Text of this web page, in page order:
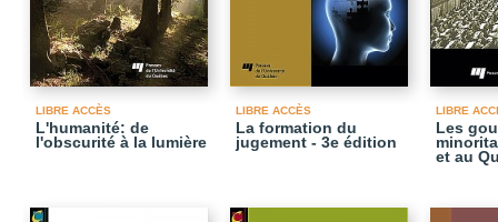
LIBRE ACCÈS
L'humanité: de
l'obscurité à la lumière
LIBRE ACCÈS
La formation du
jugement - 3e édition
LIBRE
Les
et au